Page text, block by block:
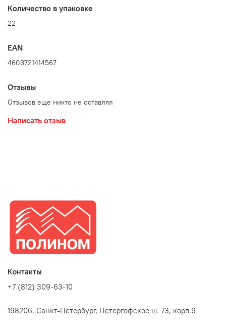
Количество в упаковке
22
EAN
4603721414567
Отзывы
Отзывов еще никто не оставлял
Написать отзыв
Контакты
+7 (812) 309-63-10
198206, Санкт-Петербург, Петергофское ш. 73, корп.9